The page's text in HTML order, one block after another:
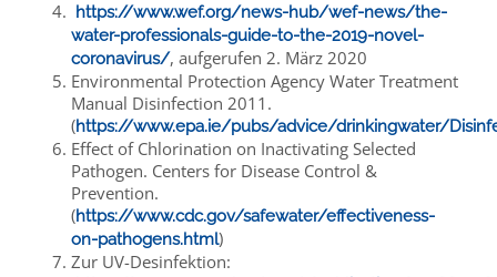
https://www.wef.org/news-hub/wef-news/the-
water-professionals-guide-to-the-2019-novel-
coronavirus/, aufgerufen 2. März 2020
Environmental Protection Agency Water Treatment
Manual Disinfection 2011.
(https://www.epa.ie/pubs/advice/drinkingwater/
Effect of Chlorination on Inactivating Selected
Pathogen. Centers for Disease Control &
Prevention.
(https://www.cdc.gov/safewater/effectiveness-
on-pathogens.html)
Zur UV-Desinfektion: